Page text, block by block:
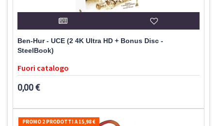
Ben-Hur - UCE (2 4K Ultra HD + Bonus Disc -
SteelBook)
Fuori catalogo
0,00 €
PROMO 2 PRODOTTI A 15,98 €